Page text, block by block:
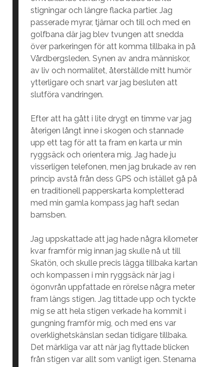
stigningar och längre flacka partier. Jag
passerade myrar, tjärnar och till och med en
golfbana där jag blev tvungen att snedda
över parkeringen för att komma tillbaka in på
Vårdbergsleden. Synen av andra människor,
av liv och normalitet, återställde mitt humör
ytterligare och snart var jag besluten att
slutföra vandringen.
Efter att ha gått i lite drygt en timme var jag
återigen långt inne i skogen och stannade
upp ett tag för att ta fram en karta ur min
ryggsäck och orientera mig. Jag hade ju
visserligen telefonen, men jag brukade av ren
princip avstå från dess GPS och istället gå på
en traditionell papperskarta kompletterad
med min gamla kompass jag haft sedan
barnsben.
Jag uppskattade att jag hade några kilometer
kvar framför mig innan jag skulle nå ut till
Skatön, och skulle precis lägga tillbaka kartan
och kompassen i min ryggsäck när jag i
ögonvrån uppfattade en rörelse några meter
fram längs stigen. Jag tittade upp och tyckte
mig se att hela stigen verkade ha kommit i
gungning framför mig, och med ens var
overklighetskänslan sedan tidigare tillbaka.
Det märkliga var att när jag flyttade blicken
från stigen var allt som vanligt igen. Stenarna